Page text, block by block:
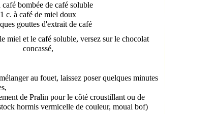
café bombée de café soluble
1 c. à café de miel doux
gouttes d'extrait de café
miel et le café soluble, versez sur le chocolat
concassé,
au fouet, laissez poser quelques minutes
de Pralin pour le côté croustillant ou de
hormis vermicelle de couleur, mouai bof)